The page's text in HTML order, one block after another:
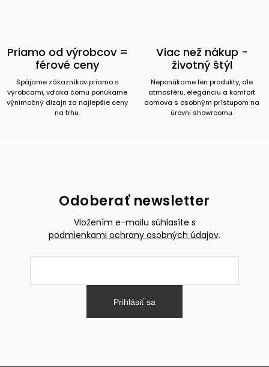
Priamo od výrobcov =
férové ceny
Spájame zákazníkov priamo s
výrobcami, vďaka čomu ponúkame
výnimočný dizajn za najlepšie ceny
na trhu.
Viac než nákup -
životný štýl
Neponúkame len produkty, ale
atmosféru, eleganciu a komfort
domova s osobným prístupom na
úrovni showroomu.
Odoberať newsletter
Vložením e-mailu súhlasíte s
podmienkami ochrany osobných údajov.
Prihlásiť sa